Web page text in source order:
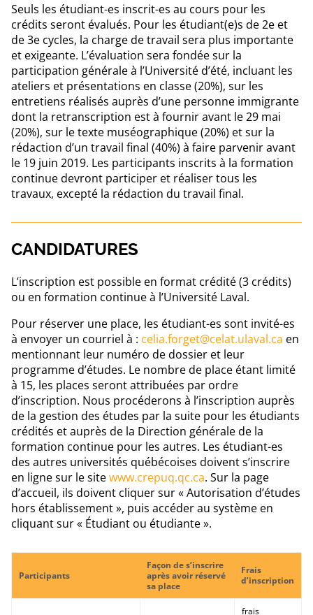
Seuls les étudiant-es inscrit-es au cours pour les
crédits seront évalués. Pour les étudiant(e)s de 2e et
de 3e cycles, la charge de travail sera plus importante
et exigeante. L’évaluation sera fondée sur la
participation générale à l’Université d’été, incluant les
ateliers et présentations en classe (20%), sur les
entretiens réalisés auprès d’une personne immigrante
dont la retranscription est à fournir avant le 29 mai
(20%), sur le texte muséographique (20%) et sur la
rédaction d’un travail final (40%) à faire parvenir avant
le 19 juin 2019. Les participants inscrits à la formation
continue devront participer et réaliser tous les
travaux, excepté la rédaction du travail final.
CANDIDATURES
L’inscription est possible en format crédité (3 crédits)
ou en formation continue à l’Université Laval.
Pour réserver une place, les étudiant-es sont invité-es
à envoyer un courriel à : celia.forget@celat.ulaval.ca en
mentionnant leur numéro de dossier et leur
programme d’études. Le nombre de place étant limité
à 15, les places seront attribuées par ordre
d’inscription. Nous procéderons à l’inscription auprès
de la gestion des études par la suite pour les étudiants
crédités et auprès de la Direction générale de la
formation continue pour les autres. Les étudiant-es
des autres universités québécoises doivent s’inscrire
en ligne sur le sitewww.crepuq.qc.ca. Sur la page
d’accueil, ils doivent cliquer sur « Autorisation d’études
hors établissement », puis accéder au système en
cliquant sur « Étudiant ou étudiante ».
Participants
Façon de s’inscrire
après avoir réservé
sa place
Frais
d’inscription
frais